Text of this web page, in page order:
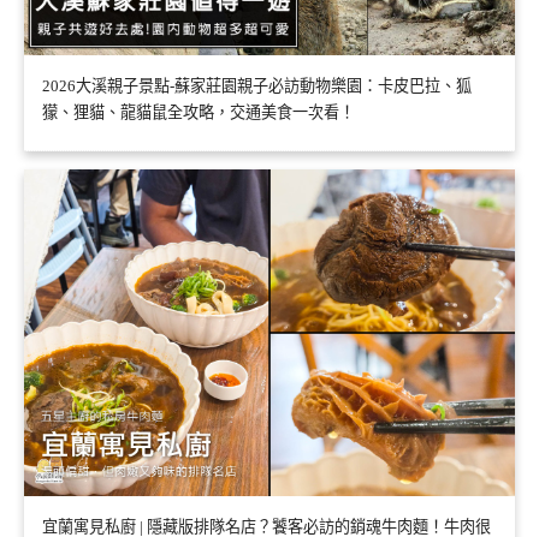
2026大溪親子景點-蘇家莊園親子必訪動物樂園：卡皮巴拉、狐
獴、狸貓、龍貓鼠全攻略，交通美食一次看！
宜蘭寓見私廚 | 隱藏版排隊名店？饕客必訪的銷魂牛肉麵！牛肉很